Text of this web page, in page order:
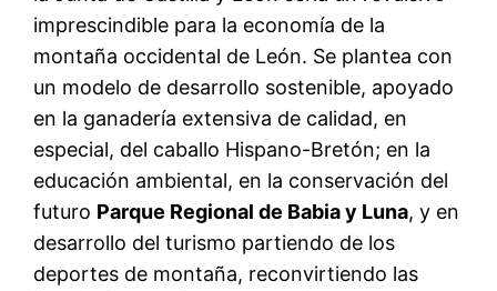
imprescindible para la economía de la
montaña occidental de León. Se plantea con
un modelo de desarrollo sostenible, apoyado
en la ganadería extensiva de calidad, en
especial, del caballo Hispano-Bretón; en la
educación ambiental, en la conservación del
futuro Parque Regional de Babia y Luna, y en
desarrollo del turismo partiendo de los
deportes de montaña, reconvirtiendo las